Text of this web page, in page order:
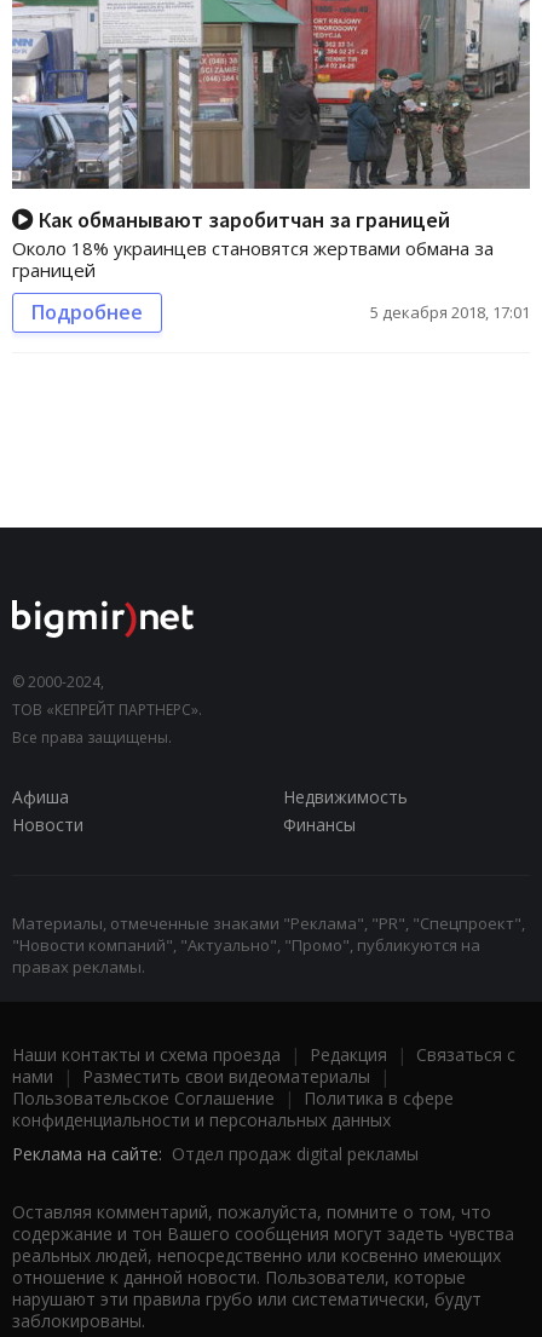
Как обманывают заробитчан за границей
Около 18% украинцев становятся жертвами обмана за
границей
Подробнее 5 декабря 2018, 17:01
© 2000-2024,
ТОВ «КЕПРЕЙТ ПАРТНЕРС».
Все права защищены.
Афиша
Недвижимость
Новости
Финансы
Материалы, отмеченные знаками "Реклама", "PR", "Спецпроект",
"Новости компаний", "Актуально", "Промо", публикуются на
правах рекламы.
Наши контакты и схема проезда | Редакция | Связаться с
нами | Разместить свои видеоматериалы |
Пользовательское Соглашение |
Политика в сфере
конфиденциальности и персональных данных
Реклама на сайте: Отдел продаж digital рекламы
Оставляя комментарий, пожалуйста, помните о том, что
содержание и тон Вашего сообщения могут задеть чувства
реальных людей, непосредственно или косвенно имеющих
отношение к данной новости. Пользователи, которые
нарушают эти правила грубо или систематически, будут
заблокированы.